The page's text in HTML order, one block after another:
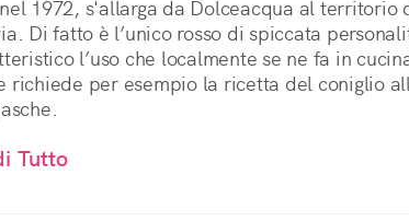
1972, s'allarga da Dolceacqua al territorio
Di fatto è l’unico rosso di spiccata
l’uso che localmente se ne fa in
richiede per esempio la ricetta del coniglio
Tutto